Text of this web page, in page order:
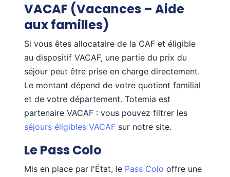
VACAF (Vacances – Aide
aux familles)
Si vous êtes allocataire de la CAF et éligible
au dispositif VACAF, une partie du prix du
séjour peut être prise en charge directement.
Le montant dépend de votre quotient familial
et de votre département. Totemia est
partenaire VACAF : vous pouvez filtrer les
séjours éligibles VACAF sur notre site.
Le Pass Colo
Mis en place par l'État, le Pass Colo offre une